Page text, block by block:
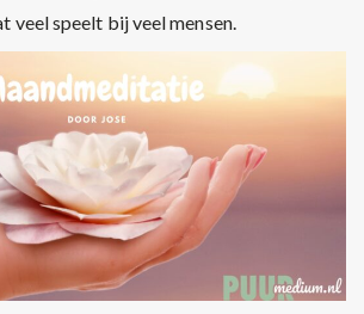
veel speelt bij veel mensen.